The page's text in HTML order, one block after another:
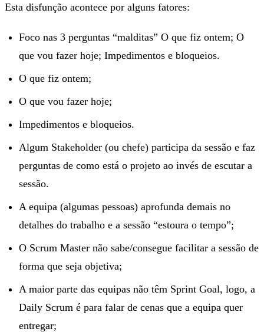
Esta disfunção acontece por alguns fatores:
Foco nas 3 perguntas “malditas” O que fiz ontem; O
que vou fazer hoje; Impedimentos e bloqueios.
O que fiz ontem;
O que vou fazer hoje;
Impedimentos e bloqueios.
Algum Stakeholder (ou chefe) participa da sessão e faz
perguntas de como está o projeto ao invés de escutar a
sessão.
A equipa (algumas pessoas) aprofunda demais no
detalhes do trabalho e a sessão “estoura o tempo”;
O Scrum Master não sabe/consegue facilitar a sessão de
forma que seja objetiva;
A maior parte das equipas não têm Sprint Goal, logo, a
Daily Scrum é para falar de cenas que a equipa quer
entregar;